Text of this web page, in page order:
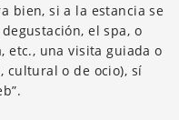
bien, si a la estancia se
el spa, o
etc., una visita guiada o
cultural o de ocio), sí